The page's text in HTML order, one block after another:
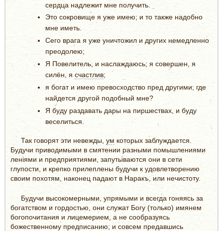
сердца надлежит мне получить.
Это сокровище я уже имею; и то также надобно
мне иметь.
Сего врага я уже уничтожил и других немедленно
преодолею;
Я Повелитель, и наслаждаюсь; я совершен, я
силён, я счастлив;
я богат и имею превосходство пред другими; где
найдется другой подобный мне?
Я буду раздавать дары на пиршествах, и буду
веселиться.
Так говорят эти невежды, ум которых заблуждается.
Будучи приводимыми в смятении разными помышлениями
леніями и предприятиями, запутываются они в сети
глупости, и крепко прилеплены будучи к удовлетворению
своим похотям, наконец падают в Наракъ, или нечистоту.
Будучи высокомерными, упрямыми и всегда гоняясь за
богатством и гордостью, они служат Богу (только) имянем
богопочитания и лицемерием, а не сообразуясь
божественному предписанию; и совсем предавшись